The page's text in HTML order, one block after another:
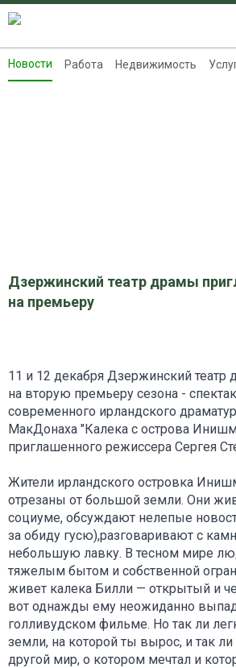
Новости
Новости Работа Недвижимость
Дзержинский театр драмы
на премьеру
11 и 12 декабря Дзержинский театр
на вторую премьеру сезона -
современного ирландского
МакДонаха "Калека с острова
приглашенного режиссера Сергея
Жители ирландского островка
отрезаны от большой земли. Они
социуме, обсуждают нелепые
за обиду гусю),разговаривают с
небольшую лавку. В тесном мире
тяжелым бытом и собственной
живет калека Билли — открытый и
вот однажды ему неожиданно
голливудском фильме. Но так ли
земли, на которой ты вырос, и так ли
другой мир, о котором мечтал и